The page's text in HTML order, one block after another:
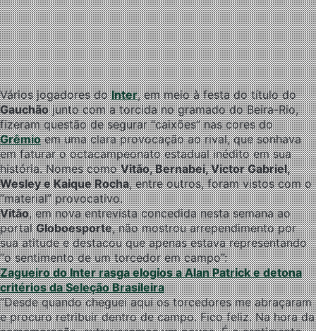
Vários jogadores doInter, em meio à festa do título do
Gauchãojunto com a torcida no gramado do Beira-Rio,
fizeram questão de segurar “caixões” nas cores do
Grêmioem uma clara provocação ao rival, que sonhava
em faturar o octacampeonato estadual inédito em sua
história. Nomes comoVitão, Bernabei, Victor Gabriel,
Wesley e Kaique Rocha, entre outros, foram vistos com o
“material” provocativo.
Vitão, em nova entrevista concedida nesta semana ao
portalGloboesporte, não mostrou arrependimento por
sua atitude e destacou que apenas estava representando
“o sentimento de um torcedor em campo”:
Zagueiro do Inter rasga elogios a Alan Patrick e detona
critérios da Seleção Brasileira
“Desde quando cheguei aqui os torcedores me abraçaram
e procuro retribuir dentro de campo. Fico feliz. Na hora da